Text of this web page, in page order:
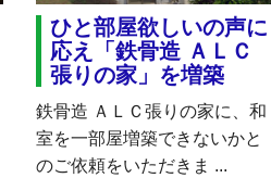
ひと部屋欲しいの声に
応え「鉄骨造 ＡＬＣ
張りの家」を増築
鉄骨造 ＡＬＣ張りの家に、和
室を一部屋増築できないかと
のご依頼をいただきま ...